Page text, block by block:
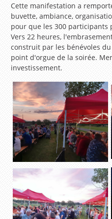
Cette manifestation a
buvette, ambiance,
pour que les 300 participants
Vers 22 heures,
construit par les bénévoles
point d'orgue de la soirée.
investissement.